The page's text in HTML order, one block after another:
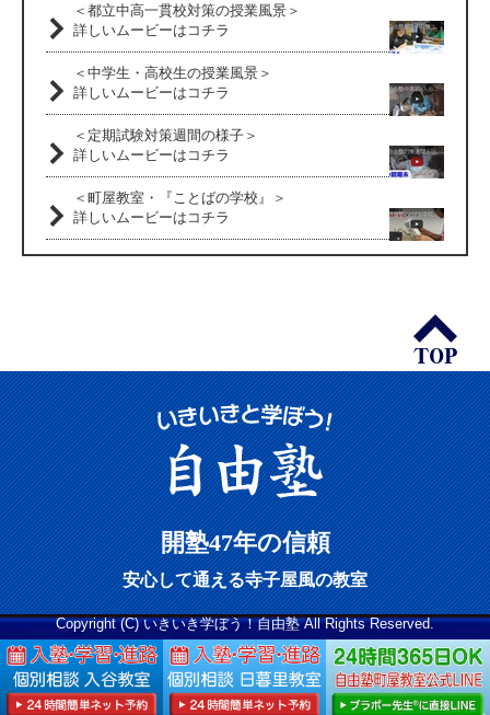
＜都立中高一貫校対策の授業風景＞
詳しいムービーはコチラ
＜中学生・高校生の授業風景＞
詳しいムービーはコチラ
＜定期試験対策週間の様子＞
詳しいムービーはコチラ
＜町屋教室・『ことばの学校』＞
詳しいムービーはコチラ
開塾47年の信頼
安心して通える寺子屋風の教室
Copyright (C) いきいき学ぼう！自由塾 All Rights Reserved.